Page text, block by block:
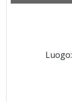
Luogo: